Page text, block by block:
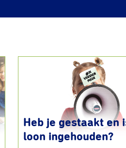
Heb je gestaakt en
loon ingehouden?